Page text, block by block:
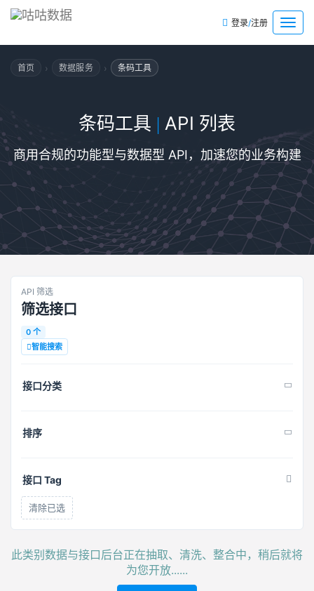
菜
单
登录/注册
首页 › 数据服务 › 条码工具
条码工具 | API 列表
商用合规的功能型与数据型 API，加速您的业务构建
API 筛选
筛选接口
0 个
智能搜索
接口分类
排序
接口 Tag
清除已选
此类别数据与接口后台正在抽取、清洗、整合中，稍后就将
为您开放......